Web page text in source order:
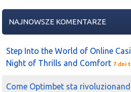
NAJNOWSZE KOMENTARZE
Step Into the World of Online
Night of Thrills and Comfort 7 dni
Come Optimbet sta